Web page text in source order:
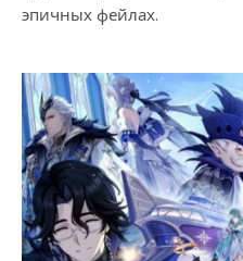
эпичных фейлах.